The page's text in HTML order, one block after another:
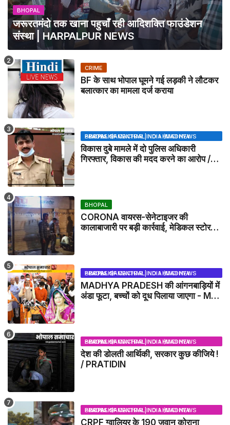
BHOPAL
जरूरतमंदो तक खाना पहुचाँ रही आदिशक्ति फाउंडेशन
संस्था | HARPALPUR NEWS
CRIME
BF के साथ भोपाल घूमने गई लड़की ने लौटकर
बलात्कार का मामला दर्ज कराया
BHOPAL SAMACHAR | NO 1 HINDI NEWS PORTAL OF CENTRAL INDIA (MADHYA PRADESH)
विकास दुबे मामले में दो पुलिस अधिकारी
गिरफ्तार, विकास की मदद करने का आरोप /
BHOPAL
CORONA वायरस-सेनेटाइजर की
कालाबाजारी पर बड़ी कार्रवाई, मेडिकल स्टोर
BHOPAL SAMACHAR | NO 1 HINDI NEWS PORTAL OF CENTRAL INDIA (MADHYA PRADESH)
MADHYA PRADESH की आंगनबाड़ियों में
अंडा फूटा, बच्चों को दूध पिलाया जाएगा - MP
BHOPAL SAMACHAR | NO 1 HINDI NEWS PORTAL OF CENTRAL INDIA (MADHYA PRADESH)
देश की डोलती आर्थिकी, सरकार कुछ कीजिये !
/ PRATIDIN
BHOPAL SAMACHAR | NO 1 HINDI NEWS PORTAL OF CENTRAL INDIA (MADHYA PRADESH)
CRPF ग्वालियर के 190 जवान कोराना